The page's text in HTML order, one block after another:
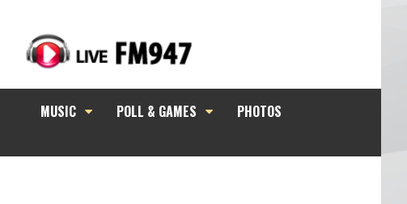
MUSIC POLL & GAMES
PHOTOS